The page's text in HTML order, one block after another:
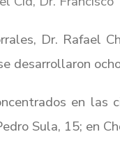
Dr.
desarrollaron
en
Sula, 15; en